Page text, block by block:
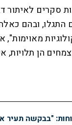
סקרים לאיתור
התגלו, ובהם
הן
"בבקשה תעיר